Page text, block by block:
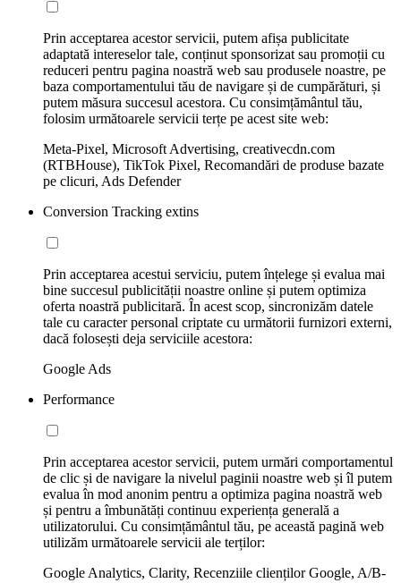
Prin acceptarea acestor servicii, putem afișa publicitate
adaptată intereselor tale, conținut sponsorizat sau promoții cu
reduceri pentru pagina noastră web sau produsele noastre, pe
baza comportamentului tău de navigare și de cumpărături, și
putem măsura succesul acestora. Cu consimțământul tău,
folosim următoarele servicii terțe pe acest site web:
Meta-Pixel, Microsoft Advertising, creativecdn.com
(RTBHouse), TikTok Pixel, Recomandări de produse bazate
pe clicuri, Ads Defender
Conversion Tracking extins
Prin acceptarea acestui serviciu, putem înțelege și evalua mai
bine succesul publicității noastre online și putem optimiza
oferta noastră publicitară. În acest scop, sincronizăm datele
tale cu caracter personal criptate cu următorii furnizori externi,
dacă folosești deja serviciile acestora:
Google Ads
Performance
Prin acceptarea acestor servicii, putem urmări comportamentul
de clic și de navigare la nivelul paginii noastre web și îl putem
evalua în mod anonim pentru a optimiza pagina noastră web
și pentru a îmbunătăți continuu experiența generală a
utilizatorului. Cu consimțământul tău, pe această pagină web
utilizăm următoarele servicii ale terților:
Google Analytics, Clarity, Recenziile clienților Google, A/B-